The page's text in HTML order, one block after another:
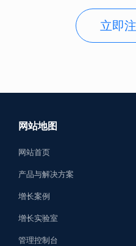
立即
网站地图
网站首页
产品与解决方案
增长案例
增长实验室
管理控制台